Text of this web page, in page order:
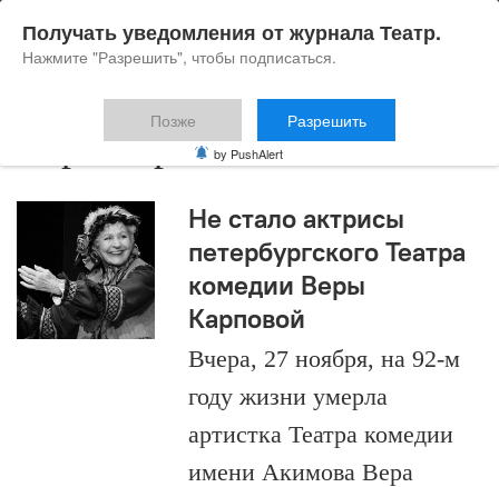
Вера Карпова
Не стало актрисы
петербургского Театра
комедии Веры
Карповой
Вчера, 27 ноября, на 92-м
году жизни умерла
артистка Театра комедии
имени Акимова Вера
Получать уведомления от журнала Театр.
Нажмите "Разрешить", чтобы подписаться.
Позже Разрешить
by PushAlert